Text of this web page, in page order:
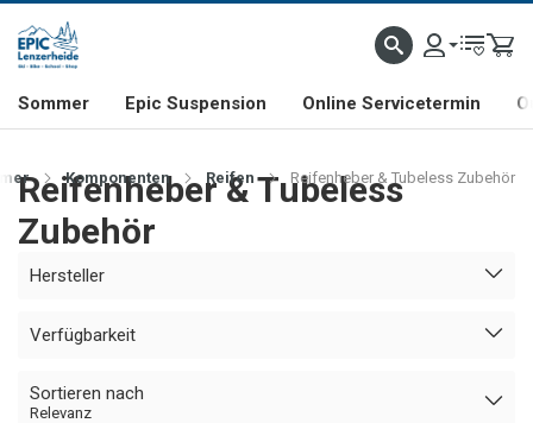
& FREERIDE-SPEZIALIST SCHWEIZER FIRMA SHOP & SHOWROOM IN
Sommer Epic Suspension Online Servicetermin
Komponenten Reifen Reifenheber & Tubeless Zubehör
Reifenheber & Tubeless
Zubehör
Hersteller
Verfügbarkeit
Sortieren nach
Relevanz